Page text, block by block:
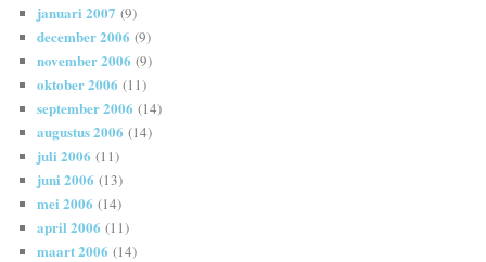
januari 2007 (9)
december 2006 (9)
november 2006 (9)
oktober 2006 (11)
september 2006 (14)
augustus 2006 (14)
juli 2006 (11)
juni 2006 (13)
mei 2006 (14)
april 2006 (11)
maart 2006 (14)